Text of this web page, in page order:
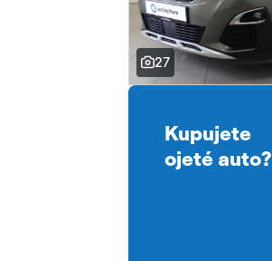
27
Kupujete
ojeté auto?